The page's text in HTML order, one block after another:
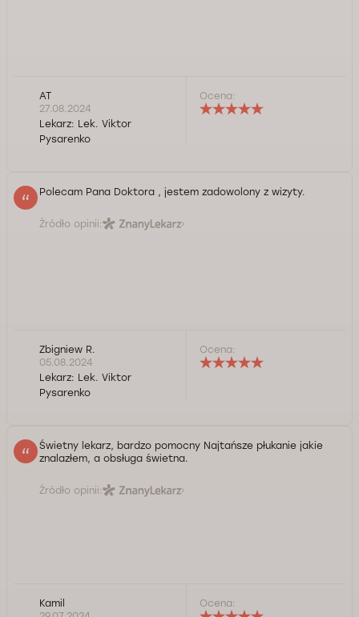
AT
27.08.2024
Lekarz: Lek. Viktor
Pysarenko
Ocena:
Polecam Pana Doktora , jestem zadowolony z wizyty.
Źródło opinii:
Zbigniew R.
05.08.2024
Lekarz: Lek. Viktor
Pysarenko
Ocena:
Świetny lekarz, bardzo pomocny Najtańsze płukanie jakie
znalazłem, a obsługa świetna.
Źródło opinii:
Kamil
Ocena: